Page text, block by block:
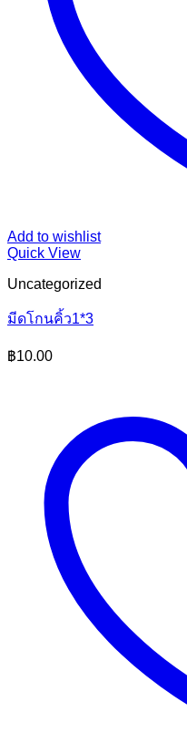
Add to wishlist
Quick View
Uncategorized
มีดโกนคิ้ว1*3
฿10.00